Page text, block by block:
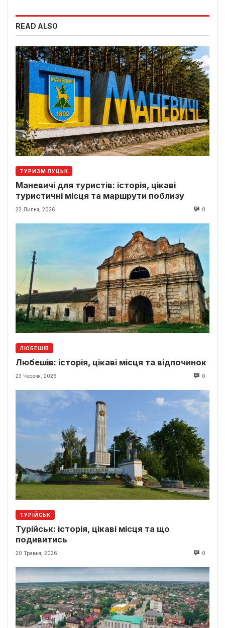
READ ALSO
ТУРИЗМ ЛУЦЬК
Маневичі для туристів: історія, цікаві
туристичні місця та маршрути поблизу
22 Липня, 2026 0
ЛЮБЕШІВ
Любешів: історія, цікаві місця та відпочинок
23 Червня, 2026 0
ТУРІЙСЬК
Турійськ: історія, цікаві місця та що
подивитись
20 Травня, 2026 0